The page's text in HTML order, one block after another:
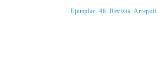
Ejemplar 46 Revista Artepoli